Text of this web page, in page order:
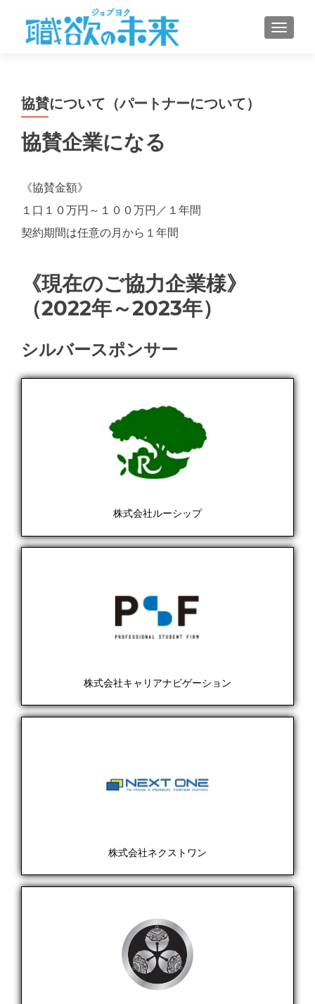
ナビゲ
協賛について（パートナーについて）
協賛企業になる
《協賛金額》
１口１０万円～１００万円／１年間
契約期間は任意の月から１年間
《現在のご協力企業様》
（2022年～2023年）
シルバースポンサー
株式会社ルーシップ
株式会社キャリアナビゲーション
株式会社ネクストワン